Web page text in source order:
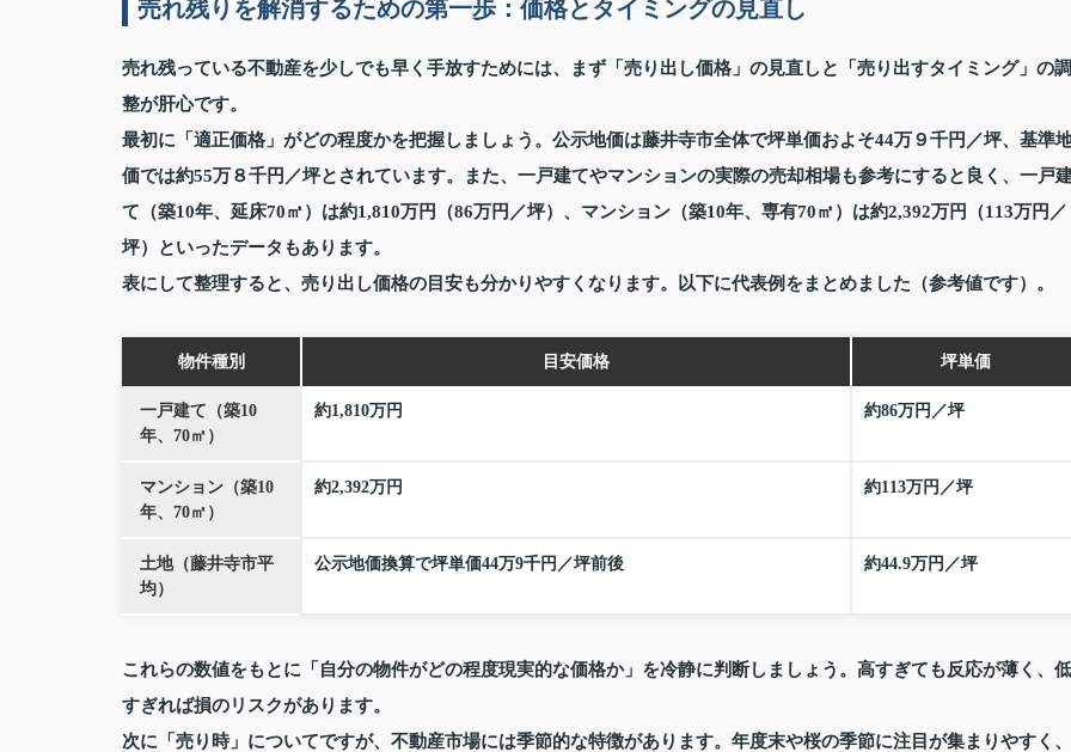
売れ残りを解消するための第一歩：価格とタイミングの見直し
売れ残っている不動産を少しでも早く手放すためには、まず「売り出し価格」の見直しと「売り出すタイミング」の調
整が肝心です。
最初に「適正価格」がどの程度かを把握しましょう。公示地価は藤井寺市全体で坪単価およそ44万９千円／坪、基準
価では約55万８千円／坪とされています。また、一戸建てやマンションの実際の売却相場も参考にすると良く、一戸
て（築10年、延床70㎡）は約1,810万円（86万円／坪）、マンション（築10年、専有70㎡）は約2,392万円（113万円／
坪）といったデータもあります。
表にして整理すると、売り出し価格の目安も分かりやすくなります。以下に代表例をまとめました（参考値です）。
物件種別 目安価格 坪単価
一戸建て（築10
年、70㎡）
約1,810万円 約86万円／坪
マンション（築10
年、70㎡）
約2,392万円 約113万円／坪
土地（藤井寺市平
均）
公示地価換算で坪単価44万9千円／坪前後 約44.9万円／坪
これらの数値をもとに「自分の物件がどの程度現実的な価格か」を冷静に判断しましょう。高すぎても反応が薄く、低
すぎれば損のリスクがあります。
次に「売り時」についてですが、不動産市場には季節的な特徴があります。年度末や桜の季節に注目が集まりやすく、